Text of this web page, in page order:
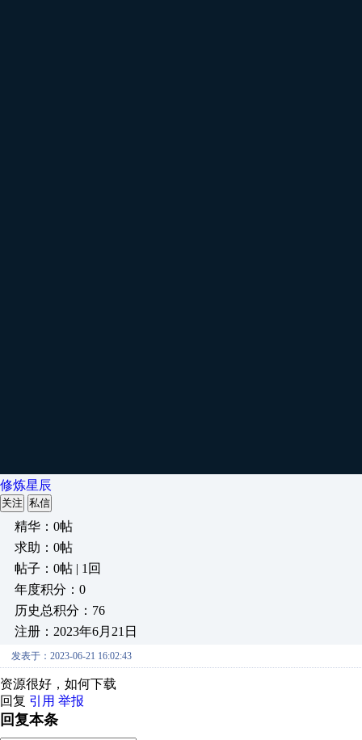
修炼星辰
关注 私信
精华：0帖
求助：0帖
帖子：0帖 | 1回
年度积分：0
历史总积分：76
注册：2023年6月21日
发表于：2023-06-21 16:02:43
资源很好，如何下载
回复 引用 举报
回复本条